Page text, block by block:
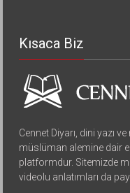
Kısaca Biz
Cennet Diyarı, dini yazı
müslüman alemine dair
platformdur. Sitemizde
videolu anlatımları da